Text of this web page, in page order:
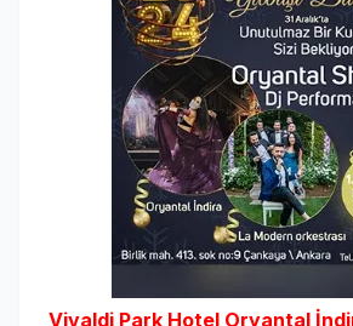
Vivaldi Park Hotel Oryantal